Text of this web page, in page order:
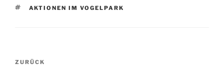
SCHLAGWÖRTER
AKTIONEN IM VOGELPARK
Beitragsnavigation
Vorheriger
ZURÜCK